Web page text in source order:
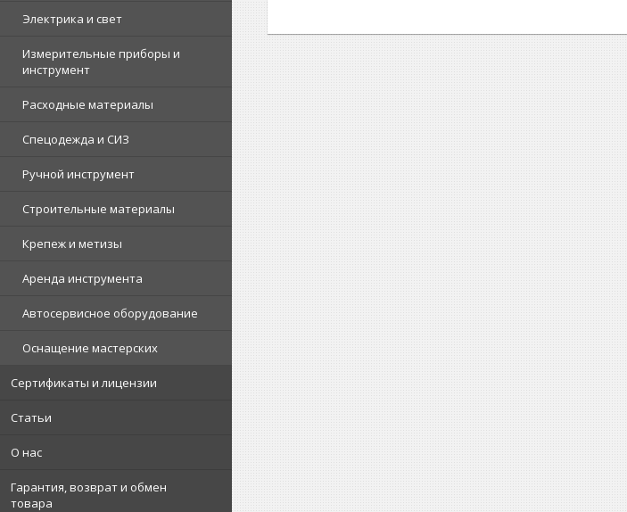
Электрика и свет
Измерительные приборы и
инструмент
Расходные материалы
Спецодежда и СИЗ
Ручной инструмент
Строительные материалы
Крепеж и метизы
Аренда инструмента
Автосервисное оборудование
Оснащение мастерских
Сертификаты и лицензии
Статьи
О нас
Гарантия, возврат и обмен
товара